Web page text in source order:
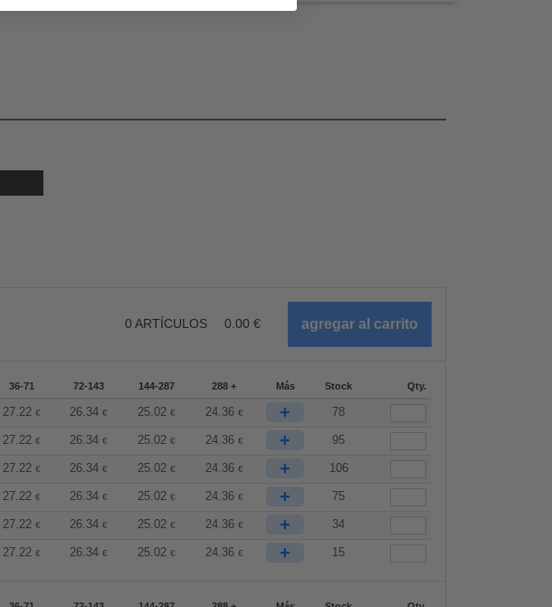
0 ARTÍCULOS 0.00 €
36-71 72-143 144-287 288 + Más Stock Qty.
27.22€ 26.34€ 25.02 € 24.36 € + 78
27.22€ 26.34€ 25.02 € 24.36 € + 95
27.22€ 26.34€ 25.02 € 24.36 € + 106
27.22€ 26.34€ 25.02 € 24.36 € + 75
27.22€ 26.34€ 25.02 € 24.36 € + 34
27.22€ 26.34€ 25.02 € 24.36 € + 15